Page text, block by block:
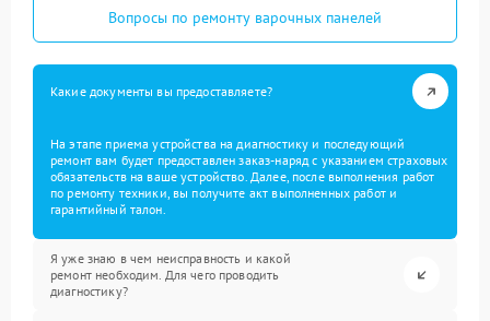
Вопросы по ремонту варочных панелей
Какие документы вы предоставляете?
На этапе приема устройства на диагностику и последующий
ремонт вам будет предоставлен заказ-наряд с указанием страховых
обязательств на ваше устройство. Далее, после выполнения работ
по ремонту техники, вы получите акт выполненных работ и
гарантийный талон.
Я уже знаю в чем неисправность и какой
ремонт необходим. Для чего проводить
диагностику?